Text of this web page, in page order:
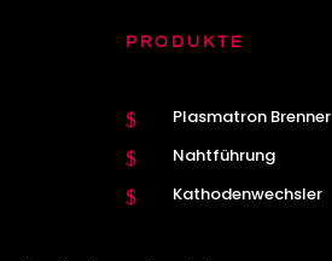
PRODUKTE
$ Plasmatron Brenner
$ Nahtführung
$ Kathodenwechsler